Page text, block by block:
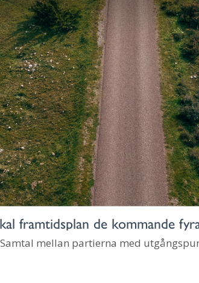
framtidsplan de kommande
mellan partierna med